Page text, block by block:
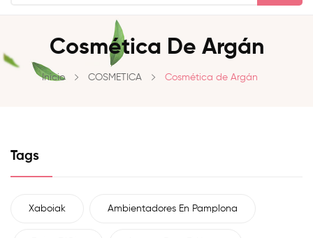
Cosmética De Argán
Inicio COSMETICA Cosmética de Argán
Tags
Xaboiak Ambientadores En Pamplona